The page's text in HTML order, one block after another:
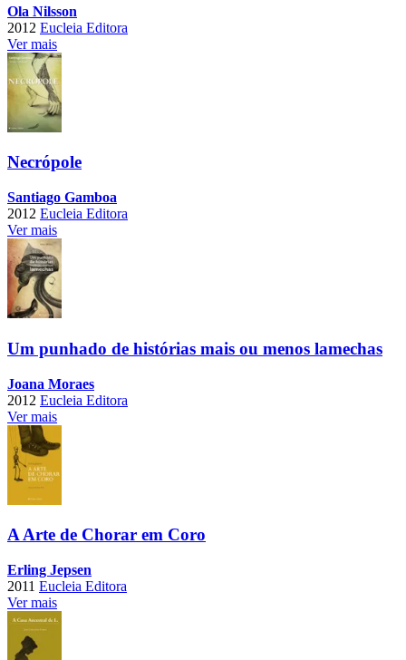
Ola Nilsson
2012 Eucleia Editora
Ver mais
Necrópole
Santiago Gamboa
2012 Eucleia Editora
Ver mais
Um punhado de histórias mais ou menos lamechas
Joana Moraes
2012 Eucleia Editora
Ver mais
A Arte de Chorar em Coro
Erling Jepsen
2011 Eucleia Editora
Ver mais